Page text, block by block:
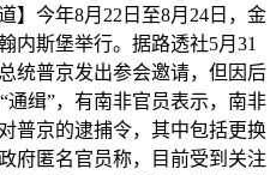
今年8月22日至8月24日，金
内斯堡举行。据路透社5月31
统普京发出参会邀请，但因后
缉”，有南非官员表示，南非
普京的逮捕令，其中包括更换
府匿名官员称，目前受到关注